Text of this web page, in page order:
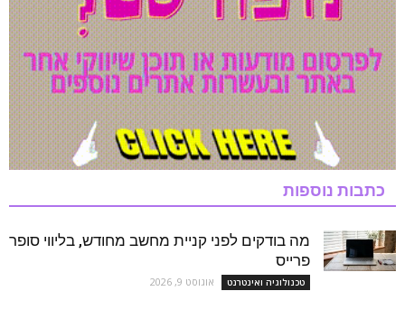
כתבות נוספות
מה בודקים לפני קניית מחשב מחודש, בליווי סופר
פרייס
טכנולוגיה ואינטרנט אוגוסט 9, 2026